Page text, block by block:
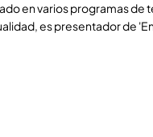
en varios programas de
es presentador de